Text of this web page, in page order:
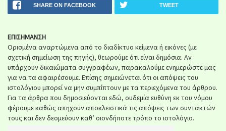
SHARE ON FACEBOOK TWEET
ΕΠΙΣΗΜΑΝΣΗ
Ορισμένα αναρτώμενα από το διαδίκτυο κείμενα ή εικόνες (με
σχετική σημείωση της πηγής), θεωρούμε ότι είναι δημόσια. Αν
υπάρχουν δικαιώματα συγγραφέων, παρακαλούμε ενημερώστε μας
για να τα αφαιρέσουμε. Επίσης σημειώνεται ότι οι απόψεις του
ιστολόγιου μπορεί να μην συμπίπτουν με τα περιεχόμενα του άρθρου.
Για τα άρθρα που δημοσιεύονται εδώ, ουδεμία ευθύνη εκ του νόμου
φέρουμε καθώς απηχούν αποκλειστικά τις απόψεις των συντακτών
τους και δεν δεσμεύουν καθ’ οιονδήποτε τρόπο το ιστολόγιο.